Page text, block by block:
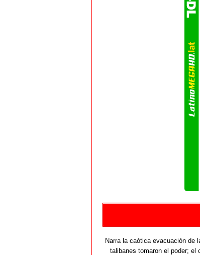
Narra la caótica evacuación de
talibanes tomaron el poder; el